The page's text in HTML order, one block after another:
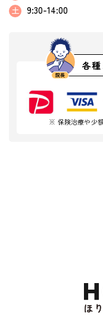
土 9:30-14:00
各
※ 保険治療や少